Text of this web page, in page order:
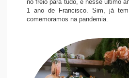
no freio para tudo, e nesse último
1 ano de Francisco. Sim, já
comemoramos na pandemia.